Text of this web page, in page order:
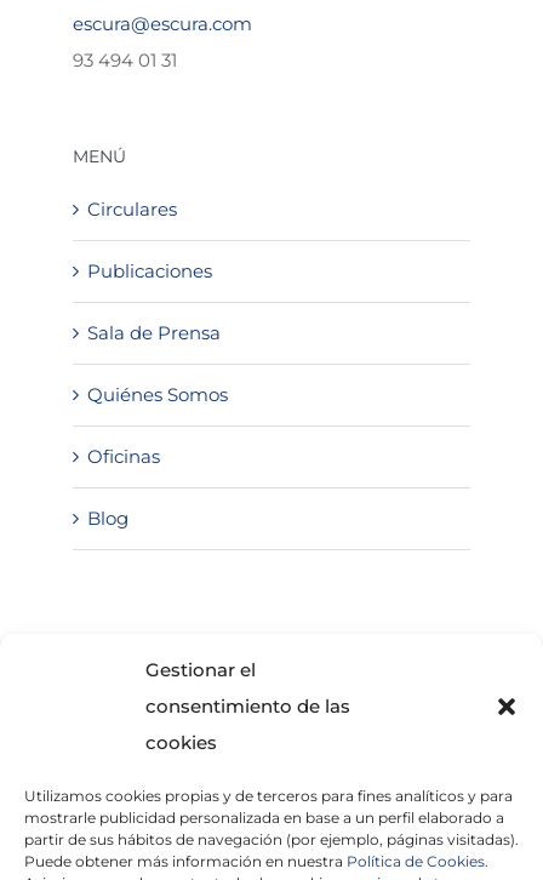
Gestionar el
consentimiento de las
cookies
Utilizamos cookies propias y de terceros para fines analíticos y para
mostrarle publicidad personalizada en base a un perfil elaborado a
partir de sus hábitos de navegación (por ejemplo, páginas visitadas).
Puede obtener más información en nuestra Política de Cookies.
escura@escura.com
93 494 01 31
MENÚ
Circulares
Publicaciones
Sala de Prensa
Quiénes Somos
Oficinas
Blog